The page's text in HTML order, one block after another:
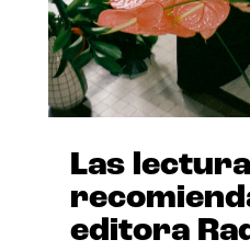
Las
editora